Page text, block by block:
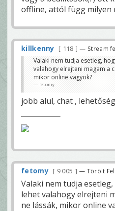
offline, attól függ milyen
killkenny 118 — Stream
Valaki nem tudja esetleg,
valahogy elrejteni magam a
mikor online vagyok?
fetomy
jobb alul, chat ,
fetomy 9 005 — Törölt
Valaki nem tudja
lehet valahogy elrejteni
ne lássák, mikor online